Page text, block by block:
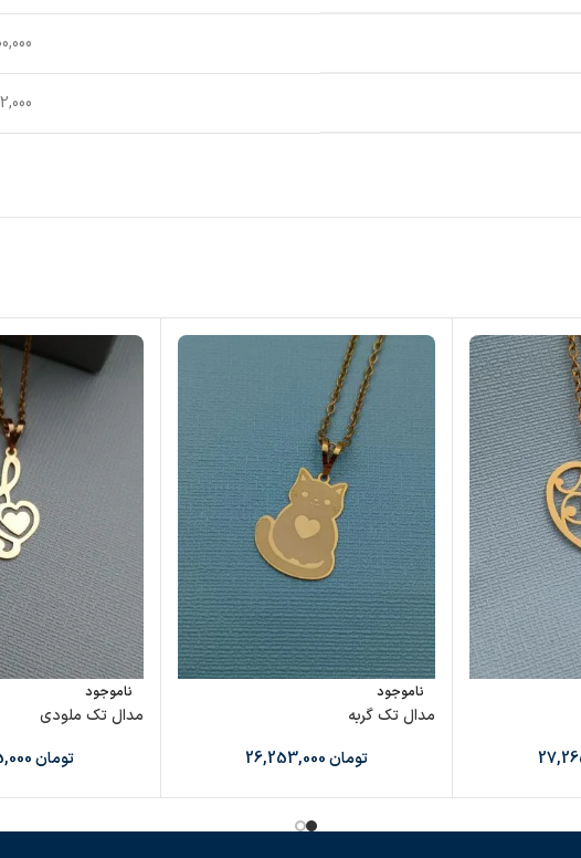
500,000
ناموجود
مدال تک گربه
تومان
ناموجود
مدال تک ملودی
تومان